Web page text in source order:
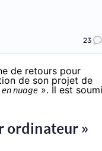
23
de retours pour
de son projet de
nuage ». Il est
ordinateur »